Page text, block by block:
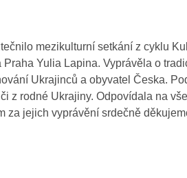
mezikulturní setkání z cyklu
Yulia Lapina. Vyprávěla o
Ukrajinců a obyvatel Česka.
z rodné Ukrajiny. Odpovídala na
za jejich vyprávění srdečně